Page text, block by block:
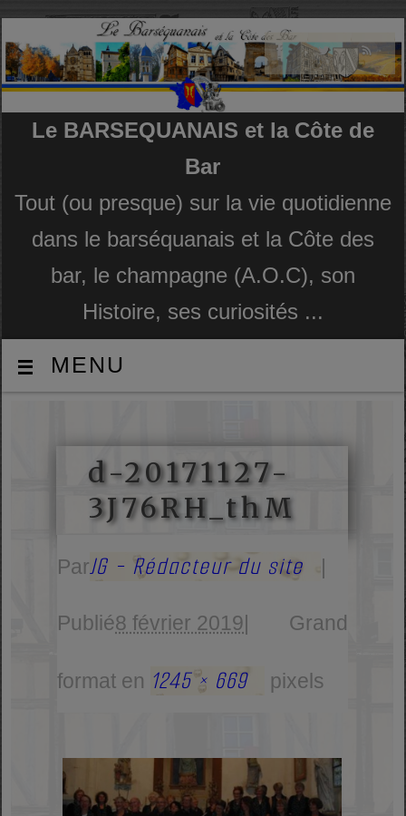
Le BARSEQUANAIS et la Côte de
Bar
Tout (ou presque) sur la vie quotidienne
dans le barséquanais et la Côte des
bar, le champagne (A.O.C), son
Histoire, ses curiosités ...
MENU
d-20171127-
3J76RH_thM
ParJG - Rédacteur du site
Publié8 février 2019 Grand
format en 1245 × 669 pixels